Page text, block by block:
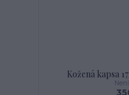
Kožená kapsa